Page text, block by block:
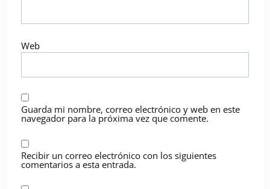
Web
Guarda mi nombre, correo electrónico y web en este
navegador para la próxima vez que comente.
Recibir un correo electrónico con los siguientes
comentarios a esta entrada.